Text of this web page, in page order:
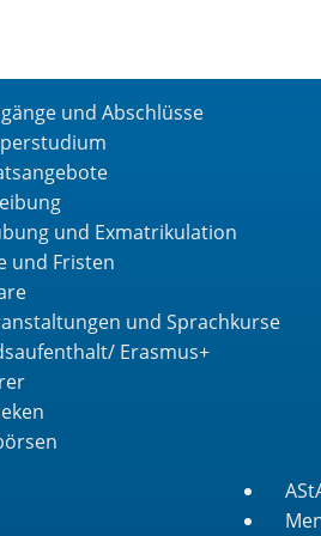
und Abschlüsse
und Exmatrikulation
und Fristen
und Sprachkurse
Erasmus+